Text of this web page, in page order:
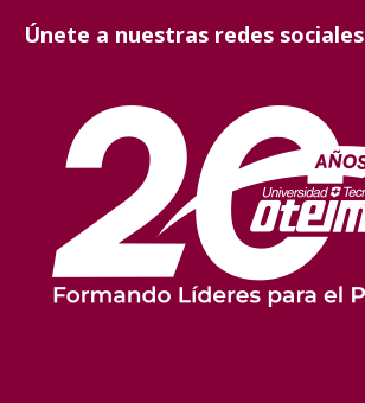
Únete a nuestras redes sociales